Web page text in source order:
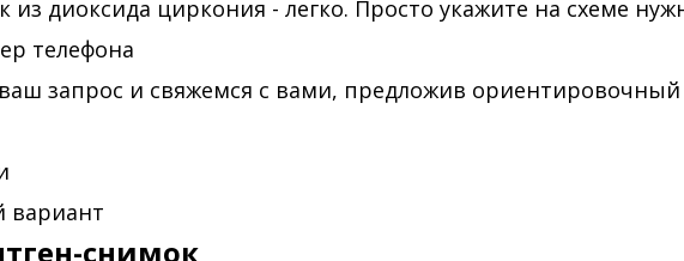
из диоксида циркония - легко. Просто укажите на схеме
телефона
запрос и свяжемся с вами, предложив
вариант
снимок